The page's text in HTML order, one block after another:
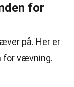
for
på. Her er
for vævning.